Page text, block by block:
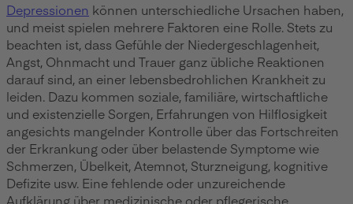
Depressionen können unterschiedliche Ursachen haben,
und meist spielen mehrere Faktoren eine Rolle. Stets zu
beachten ist, dass Gefühle der Niedergeschlagenheit,
Angst, Ohnmacht und Trauer ganz übliche Reaktionen
darauf sind, an einer lebensbedrohlichen Krankheit zu
leiden. Dazu kommen soziale, familiäre, wirtschaftliche
und existenzielle Sorgen, Erfahrungen von Hilflosigkeit
angesichts mangelnder Kontrolle über das Fortschreiten
der Erkrankung oder über belastende Symptome wie
Schmerzen, Übelkeit, Atemnot, Sturzneigung, kognitive
Defizite usw. Eine fehlende oder unzureichende
Aufklärung über medizinische oder pflegerische